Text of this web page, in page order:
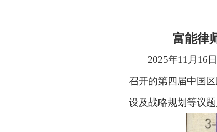
富能律
2025年11月16
召开的第四届中国
设及战略规划等议题